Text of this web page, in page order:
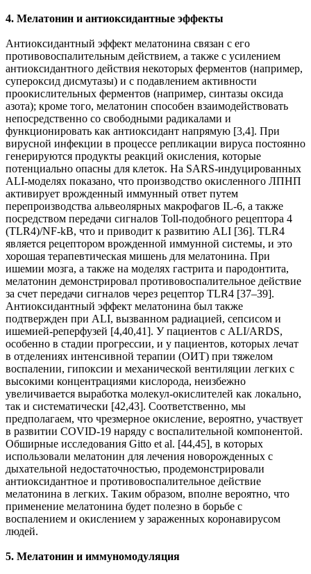
4. Мелатонин и антиоксидантные эффекты
Антиоксидантный эффект мелатонина связан с его
противовоспалительным действием, а также с усилением
антиоксидантного действия некоторых ферментов (например,
супероксид дисмутазы) и с подавлением активности
проокислительных ферментов (например, синтазы оксида
азота); кроме того, мелатонин способен взаимодействовать
непосредственно со свободными радикалами и
функционировать как антиоксидант напрямую [3,4]. При
вирусной инфекции в процессе репликации вируса постоянно
генерируются продукты реакций окисления, которые
потенциально опасны для клеток. На SARS-индуцированных
ALI-моделях показано, что производство окисленного ЛПНП
активирует врожденный иммунный ответ путем
перепроизводства альвеолярных макрофагов IL-6, а также
посредством передачи сигналов Toll-подобного рецептора 4
(TLR4)/NF-kB, что и приводит к развитию ALI [36]. TLR4
является рецептором врожденной иммунной системы, и это
хорошая терапевтическая мишень для мелатонина. При
ишемии мозга, а также на моделях гастрита и пародонтита,
мелатонин демонстрировал противовоспалительное действие
за счет передачи сигналов через рецептор TLR4 [37–39].
Антиоксидантный эффект мелатонина был также
подтвержден при ALI, вызванном радиацией, сепсисом и
ишемией-реперфузей [4,40,41]. У пациентов с ALI/ARDS,
особенно в стадии прогрессии, и у пациентов, которых лечат
в отделениях интенсивной терапии (ОИТ) при тяжелом
воспалении, гипоксии и механической вентиляции легких с
высокими концентрациями кислорода, неизбежно
увеличивается выработка молекул-окислителей как локально,
так и систематически [42,43]. Соответственно, мы
предполагаем, что чрезмерное окисление, вероятно, участвует
в развитии COVID-19 наряду с воспалительной компонентой.
Обширные исследования Gitto et al. [44,45], в которых
использовали мелатонин для лечения новорожденных с
дыхательной недостаточностью, продемонстрировали
антиоксидантное и противовоспалительное действие
мелатонина в легких. Таким образом, вполне вероятно, что
применение мелатонина будет полезно в борьбе с
воспалением и окислением у зараженных коронавирусом
людей.
5. Мелатонин и иммуномодуляция